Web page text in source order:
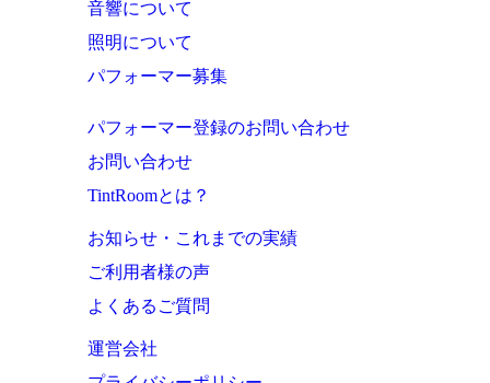
音響について
照明について
パフォーマー募集
パフォーマー登録のお問い合わせ
お問い合わせ
TintRoomとは？
お知らせ・これまでの実績
ご利用者様の声
よくあるご質問
運営会社